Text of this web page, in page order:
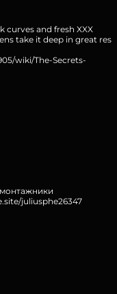
curves and fresh XXX
take it deep in great res
wiki/The-Secrets-
juliusphe26347